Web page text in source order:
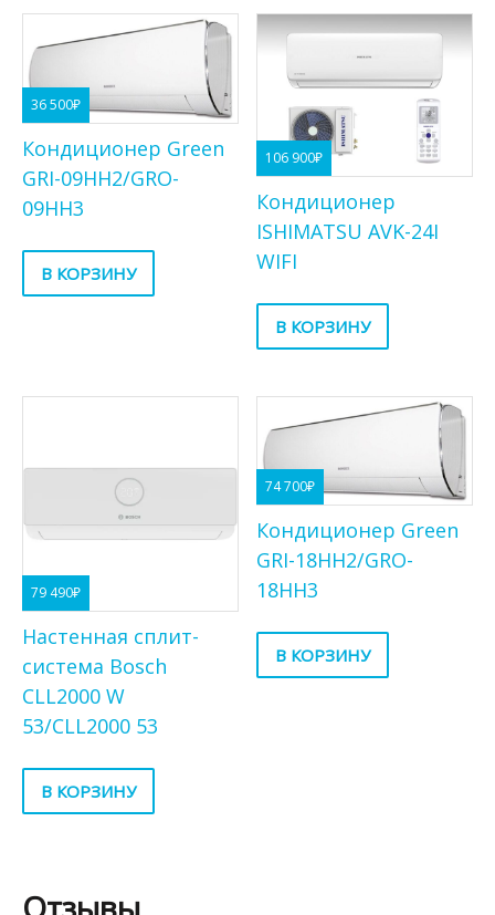
36 500₽
Кондиционер Green
GRI-09HH2/GRO-
09HH3
В КОРЗИНУ
106 900₽
Кондиционер
ISHIMATSU AVK-24I
WIFI
В КОРЗИНУ
79 490₽
Настенная сплит-
система Bosch
CLL2000 W
53/CLL2000 53
В КОРЗИНУ
74 700₽
Кондиционер Green
GRI-18HH2/GRO-
18HH3
В КОРЗИНУ